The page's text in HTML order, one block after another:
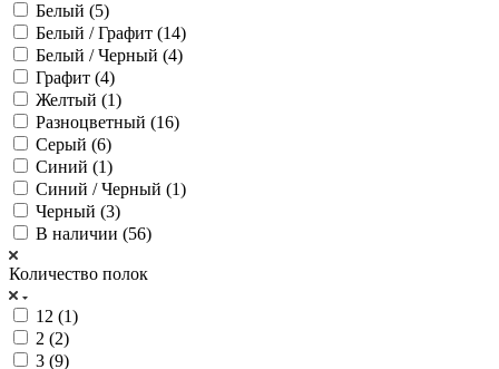
Белый (5)
Белый / Графит (14)
Белый / Черный (4)
Графит (4)
Желтый (1)
Разноцветный (16)
Серый (6)
Синий (1)
Синий / Черный (1)
Черный (3)
В наличии (56)
Количество полок
12 (1)
2 (2)
3 (9)